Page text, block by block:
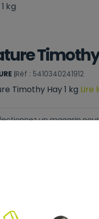
kg
|Réf : 5410340241912
Timothy Hay 1 kg Lire
un magasin
+